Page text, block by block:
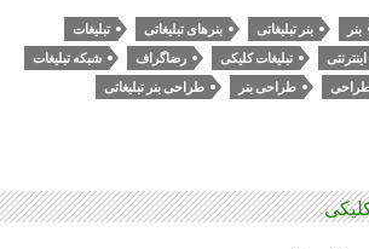
بنر بنر تبلیغاتی بنرهای تبلیغاتی
تبلیغات
تبلیغات کلیکی رضاگراف
شبکه تبلیغات
طراحی بنر
طراحی بنر تبلیغاتی